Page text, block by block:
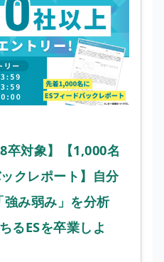
対象】【1,000名
クレポート】自分
強み弱み」を分析
るESを卒業しよ